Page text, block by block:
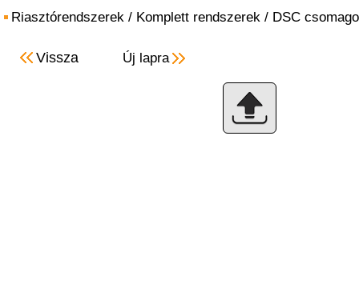
Riasztórendszerek / Komplett rendszerek / DSC
Vissza Új lapra